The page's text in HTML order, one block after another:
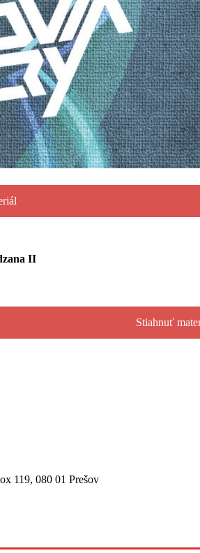
II
Stiahnuť
119, 080 01 Prešov